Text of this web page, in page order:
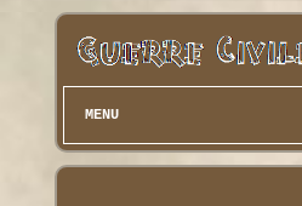
MENU